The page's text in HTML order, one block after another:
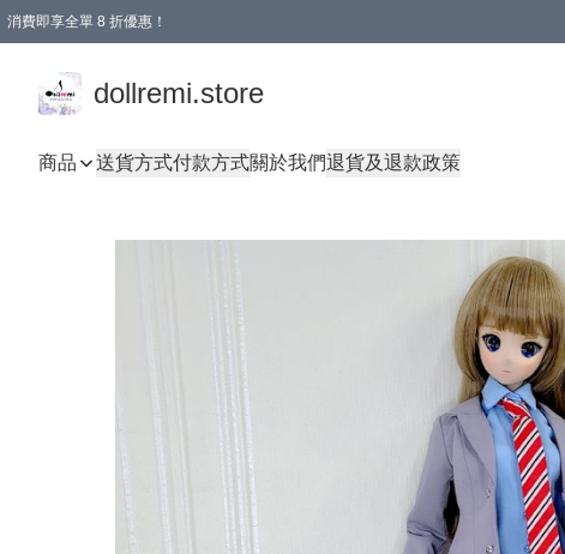
消費即享全單 8 折優惠！
dollremi.store
商品 送貨方式付款方式關於我們退貨及退款政策